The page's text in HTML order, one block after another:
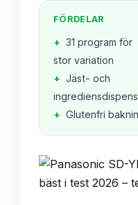
FÖRDELAR
+ 31 program för
stor variation
+ Jäst- och
+ Glutenfri